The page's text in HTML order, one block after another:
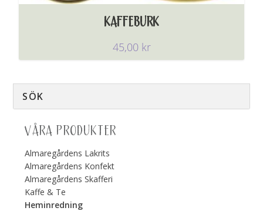
KAFFEBURK
45,00 kr
VÅRA PRODUKTER
Almaregårdens Lakrits
Almaregårdens Konfekt
Almaregårdens Skafferi
Kaffe & Te
Heminredning